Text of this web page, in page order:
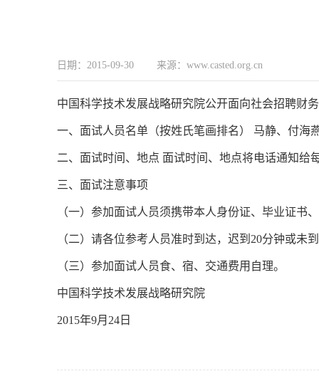
日期：2015-09-30 来源：www.casted.org.cn
中国科学技术发展战略研究院公开面向社会招聘财
一、面试人员名单（按姓氏笔画排名） 马静、付海
二、面试时间、地点 面试时间、地点将电话通知给
三、面试注意事项
（一）参加面试人员须携带本人身份证、毕业证书
（二）请各位参考人员准时到达，迟到20分钟或未
（三）参加面试人员食、宿、交通费用自理。
中国科学技术发展战略研究院
2015年9月24日